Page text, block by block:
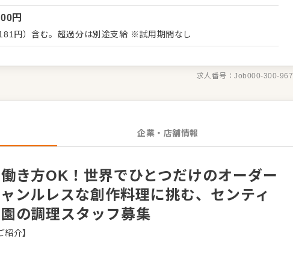
実際に、スーシェフ候補からわずか1年でスーシェフへ就任した実
ェフへとキャリアアップし、お客様へのダイレクトな料理提案や
い業務で手腕を発揮してください。 地域の人たちと密な交流を楽
てていく快感をここで一緒に味わいませんか。
円
円）含む。超過分は別途支給 ※試用期間なし
求人番号：Job000-300-967
企業・店舗情報
き方OK！世界でひとつだけのオーダー
ンルレスな創作料理に挑む、センティ
の調理スタッフ募集
介】